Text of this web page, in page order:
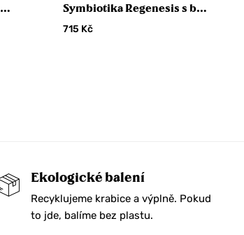
Symbiotika Regenesis s bio
artyčokem a bio čekankou
715 Kč
Ekologické balení
Recyklujeme krabice a výplně. Pokud
to jde, balíme bez plastu.